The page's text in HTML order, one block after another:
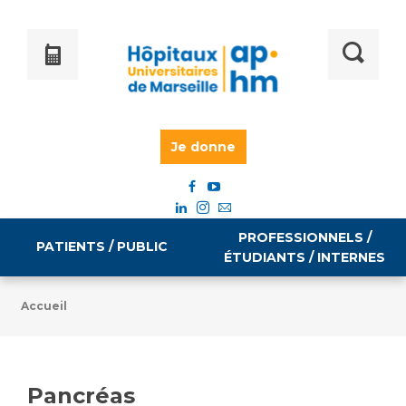
Je donne
PATIENTS / PUBLIC
PROFESSIONNELS /
ÉTUDIANTS / INTERNES
Emploi / formation
Accueil
Pancréas